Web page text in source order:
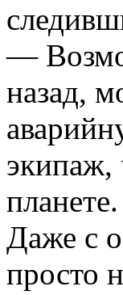
—
назад,
экипаж,
Даже с
просто